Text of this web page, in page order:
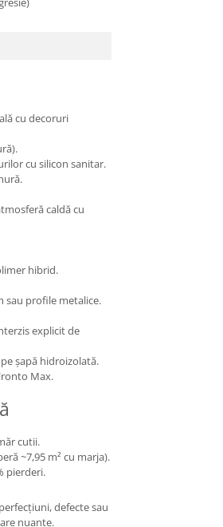
cu decoruri
cu silicon sanitar.
caldă cu
hibrid.
sau profile metalice.
explicit de
șapă hidroizolată.
Max.
cutii.
~7,95 m² cu marja).
pierderi.
defecte sau
nuanțe.